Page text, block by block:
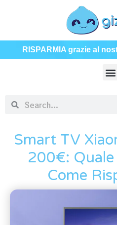
RISPARMIA grazie al
Smart TV
200€: Quale
Come